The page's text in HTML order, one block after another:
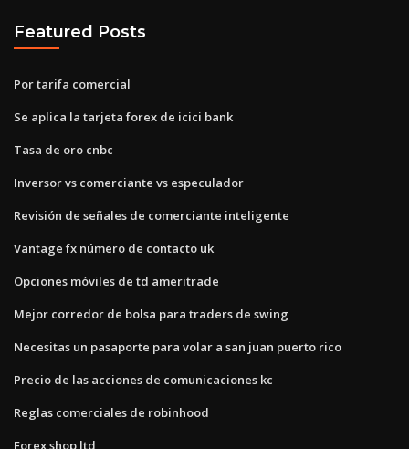
Featured Posts
Por tarifa comercial
Se aplica la tarjeta forex de icici bank
Tasa de oro cnbc
Inversor vs comerciante vs especulador
Revisión de señales de comerciante inteligente
Vantage fx número de contacto uk
Opciones móviles de td ameritrade
Mejor corredor de bolsa para traders de swing
Necesitas un pasaporte para volar a san juan puerto rico
Precio de las acciones de comunicaciones kc
Reglas comerciales de robinhood
Forex shop ltd